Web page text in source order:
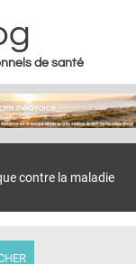
de santé
contre la maladie